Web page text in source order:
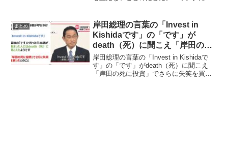
稿され反響を呼んでいます。 岸田に投資
価値の分からない人に貴...
まとめ
岸田総理の言葉の「Invest in
Kishidaです」の「です」が
death（死）に聞こえ「岸田の死
に投資」でさらに失笑を買う
岸田総理の言葉の「Invest in Kishidaで
す」の「です」がdeath（死）に聞こえ
「岸田の死に投資」でさらに失笑を買う